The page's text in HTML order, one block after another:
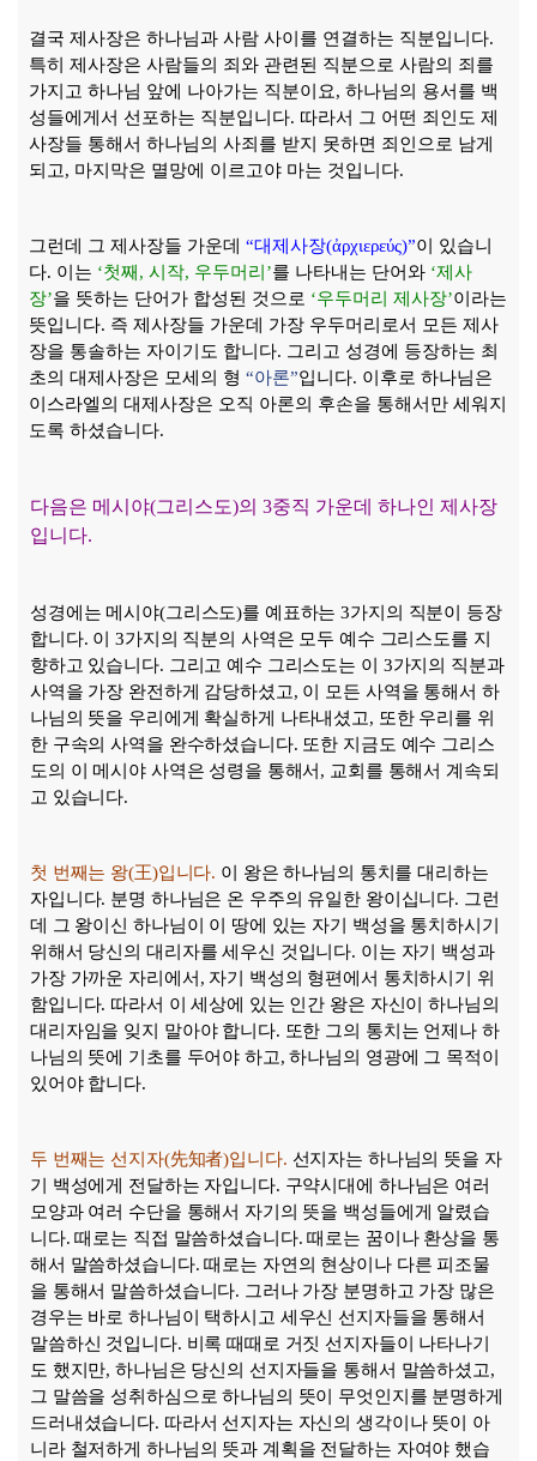
결국 제사장은 하나님과 사람 사이를 연결하는 직분입니다.
특히 제사장은 사람들의 죄와 관련된 직분으로 사람의 죄를
가지고 하나님 앞에 나아가는 직분이요, 하나님의 용서를 백
성들에게서 선포하는 직분입니다. 따라서 그 어떤 죄인도 제
사장들 통해서 하나님의 사죄를 받지 못하면 죄인으로 남게
되고, 마지막은 멸망에 이르고야 마는 것입니다.
그런데 그 제사장들 가운데 “대제사장(ἀρχιερεύς)”이 있습니
다. 이는 ‘첫째 , 시작, 우두머리 ’를 나타내는 단어와 ‘제사
장’을 뜻하는 단어가 합성된 것으로 ‘우두머리 제사장’이라는
뜻입니다. 즉 제사장들 가운데 가장 우두머리로서 모든 제사
장을 통솔하는 자이기도 합니다. 그리고 성경에 등장하는 최
초의 대제사장은 모세의 형 “아론”입니다. 이후로 하나님은
이스라엘의 대제사장은 오직 아론의 후손을 통해서만 세워지
도록 하셨습니다.
다음은 메시야(그리스도)의 3중직 가운데 하나인 제사장
입니다.
성경에는 메시야(그리스도)를 예표하는3가지의 직분이 등장
합니다. 이3가지의 직분의 사역은 모두 예수 그리스도를 지
향하고 있습니다. 그리고 예수 그리스도는 이 3가지의 직분과
사역을 가장 완전하게 감당하셨고, 이 모든 사역을 통해서 하
나님의 뜻을 우리에게 확실하게 나타내셨고, 또한 우리를 위
한 구속의 사역을 완수하셨습니다. 또한 지금도 예수 그리스
도의 이 메시야 사역은 성령을 통해서 , 교회를 통해서 계속되
고 있습니다.
첫 번째는 왕(王)입니다. 이 왕은 하나님의 통치를 대리하는
자입니다. 분명 하나님은 온 우주의 유일한 왕이십니다. 그런
데 그 왕이신 하나님이 이 땅에 있는 자기 백성을 통치하시기
위해서 당신의 대리자를 세우신 것입니다. 이는 자기 백성과
가장 가까운 자리에서 , 자기 백성의 형편에서 통치하시기 위
함입니다. 따라서 이 세상에 있는 인간 왕은 자신이 하나님의
대리자임을 잊지 말아야 합니다. 또한 그의 통치는 언제나 하
나님의 뜻에 기초를 두어야 하고,하나님의 영광에 그 목적이
있어야 합니다.
두 번째는 선지자(先知者)입니다. 선지자는 하나님의 뜻을 자
기 백성에게 전달하는 자입니다. 구약시대에 하나님은 여러
모양과 여러 수단을 통해서 자기의 뜻을 백성들에게 알렸습
니다.때로는 직접 말씀하셨습니다.때로는 꿈이나 환상을 통
해서 말씀하셨습니다.때로는 자연의 현상이나 다른 피조물
을 통해서 말씀하셨습니다. 그러나 가장 분명하고 가장 많은
경우는 바로 하나님이 택하시고 세우신 선지자들을 통해서
말씀하신 것입니다. 비록 때때로 거짓 선지자들이 나타나기
도 했지만,하나님은 당신의 선지자들을 통해서 말씀하셨고,
그 말씀을 성취하심으로 하나님의 뜻이 무엇인지를 분명하게
드러내셨습니다. 따라서 선지자는 자신의 생각이나 뜻이 아
니라 철저하게 하나님의 뜻과 계획을 전달하는 자여야 했습